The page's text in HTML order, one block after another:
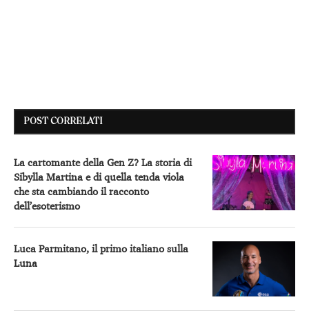
POST CORRELATI
La cartomante della Gen Z? La storia di
Sibylla Martina e di quella tenda viola
che sta cambiando il racconto
dell’esoterismo
Luca Parmitano, il primo italiano sulla
Luna